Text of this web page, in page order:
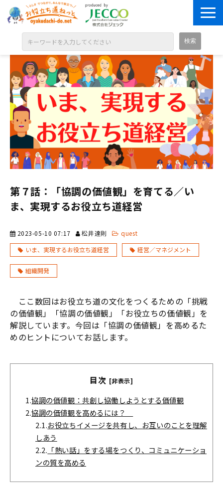
ABOUT
目的別に探す
ジャンル別に探す
OPEN BADGE
GALLERY
お知らせ
SOLUTION
第７話：「協調の価値観」を育てる／い
ま、実現するお役立ち道経営
2023-05-10 07:17 松井達則
quest
いま、実現するお役立ち道経営
経営／マネジメント
組織開発
ここ数回はお役立ち道の文化をつくるための「挑戦
の価値観」「協調の価値観」「お役立ちの価値観」を
解説しています。今回は「協調の価値観」を高めるた
めのヒントについてお話します。
目次 [非表示]
1.協調の価値観：共創し協働しようとする価値観
2.協調の価値観を高めるには？
2.1.お役立ちイメージを共有し、お互いのことを理解
しあう
2.2. 「熱い話」をする場をつくり、コミュニケーショ
ンの質を高める